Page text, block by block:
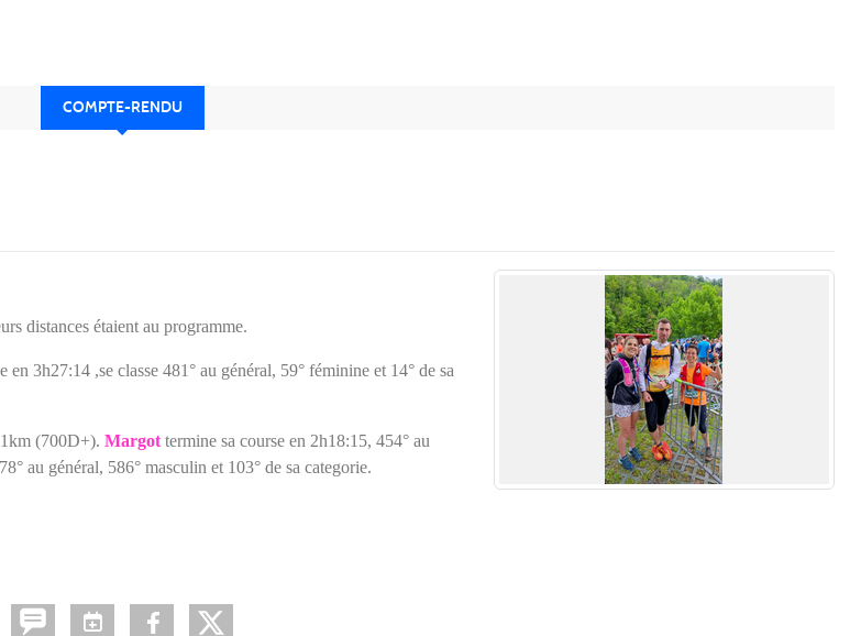
COMPTE-RENDU
distances étaient au programme.
3h27:14 ,se classe 481° au général, 59° féminine et 14° de sa
(700D+). Margot termine sa course en 2h18:15, 454° au
au général, 586° masculin et 103° de sa categorie.